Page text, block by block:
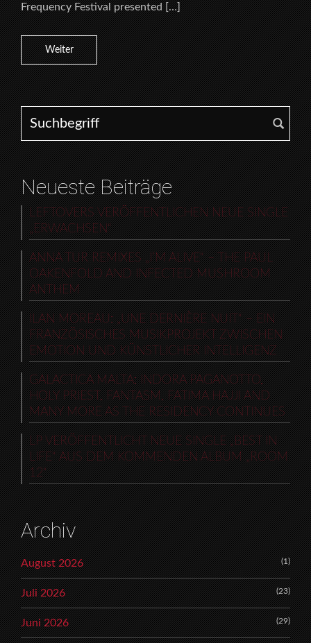
Frequency Festival presented […]
Weiter
Search for:
Neueste Beiträge
LEFTOVERS VERÖFFENTLICHEN NEUE SINGLE
„ERWACHSEN“
ANNA TUR REMIXES „I’M ALIVE“ – THE PAUL
OAKENFOLD AND INFECTED MUSHROOM
ANTHEM
ILAN MOREAU: „UNE DERNIÈRE NUIT“ – EIN
FRANZÖSISCHES MUSIKPROJEKT ZWISCHEN
EMOTION UND KÜNSTLICHER INTELLIGENZ
GALACTICA MALTA: INDORA PAGANOTTO,
HOLY PRIEST, FANTASM, FATIMA HAJJI AND
MANY MORE AS THE RESIDENCY CONTINUES
LP VERÖFFENTLICHT NEUE SINGLE „BEST IN
LIFE“ AUS DEM KOMMENDEN ALBUM „ROOM
12“
Archiv
August 2026 (1)
Juli 2026 (23)
Juni 2026 (29)